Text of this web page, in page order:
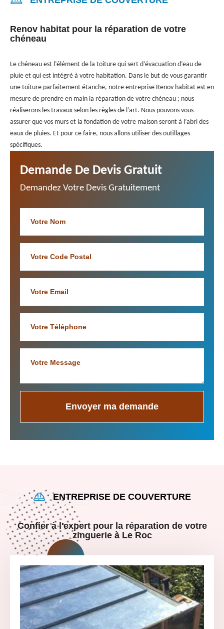
Renov habitat pour la réparation de votre
chéneau
Le chéneau est l’élément de la toiture qui sert d’évacuation d’eau de
pluie et qui est intégré à votre habitation. Dans le but de vous garantir
une toiture parfaitement étanche, notre entreprise Renov habitat est en
mesure de prendre en main la réparation de votre chéneau ; nous
réaliserons les travaux selon les règles de l’art. Nous pouvons vous
assurer que vos murs et la fondation de votre maison seront à l’abri des
eaux de pluies. Et pour ce faire, nous allons utiliser des outillages
spécifiques.
Demande De Devis Gratuit
Demandez Votre Devis Gratuitement
ENTREPRISE DE COUVERTURE
Confier à l'expert pour la réparation de votre
zinguerie à Le Roc